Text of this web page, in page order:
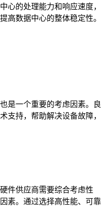
心的处理能力和响应速度，
高数据中心的整体稳定性。
也是一个重要的考虑因素。良
支持，帮助解决设备故障，
件供应商需要综合考虑性
素。通过选择高性能、可靠